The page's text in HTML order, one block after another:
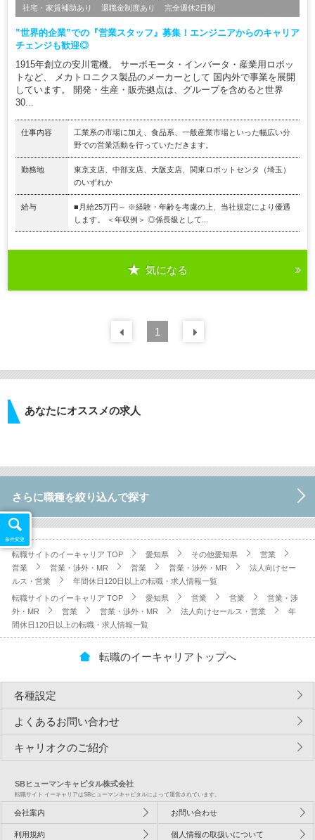
社宅・家賃補助あり
退職金制度あり 完全週休2日制
”世界的企業”での『営業スタッフ』募集！エンジニアからのキャリア
チェンジも歓迎◎
1915年創立の安川電機。 サーボモータ・インバータ・産業用ロボッ
トなど、 メカトロニクス製品のメーカーとして 国内外で事業を展開
しています。 開発・生産・販売拠点は、グループを含めると世界
30...
仕事内容
工業系の市場に加え、食品系、一般産業市場といった幅広い分
野での営業活動を行っていただきます。
勤務地
東京支店、中部支店、大阪支店、関東ロボットセンタ（埼玉）
のいずれか
給与
■月給25万円～ ※経験・年齢を考慮の上、当社規定により優遇
します。 ＜年収例＞ ◎係長級として...
気になる
前の 件
1
あなたにオススメの求人
さらに職種を絞り込んで探す
転職サイトのイーキャリア TOP 愛知県 その他愛知県
営業
営業
営業・渉外・MR 営業 営業・渉外・MR
法人向けセー
ルス・営業
年間休日120日以上の転職・求人情報一覧
転職サイトのイーキャリア TOP 愛知県 営業 営業
営業・渉
外・MR
営業 営業・渉外・MR 法人向けセールス・営業
年
間休日120日以上の転職・求人情報一覧
条件変更
転職のイーキャリアトップへ
各種設定
よくあるお問い合わせ
キャリオクのご紹介
SBヒューマンキャピタル株式会社
転職サイト イーキャリアはSBヒューマンキャピタルによって運営されています。
会社案内 お問い合わせ
利用規約 個人情報の取扱いについて